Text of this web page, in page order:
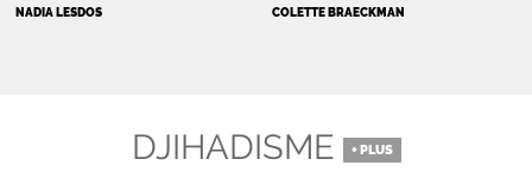
NADIA LESDOS COLETTE BRAECKMAN
DJIHADISME + PLUS